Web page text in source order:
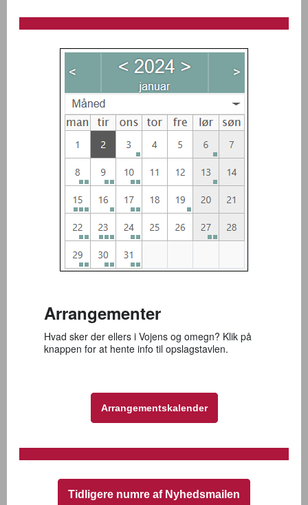
Arrangementer
Hvad sker der ellers i Vojens og omegn? Klik på
knappen for at hente info til opslagstavlen.
Arrangementskalender
Tidligere numre af Nyhedsmailen